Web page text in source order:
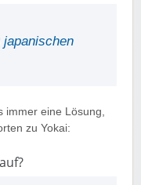
immer eine Lösung,
zu Yokai: